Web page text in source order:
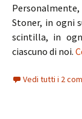
Stoner, in ogni
scintilla, in
ciascuno di noi.
Vedi tutti i 2